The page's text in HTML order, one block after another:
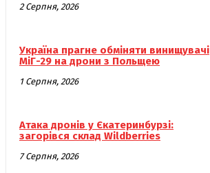
2 Серпня, 2026
Україна прагне обміняти винищувачі
МіГ-29 на дрони з Польщею
1 Серпня, 2026
Атака дронів у Єкатеринбурзі:
загорівся склад Wildberries
7 Серпня, 2026